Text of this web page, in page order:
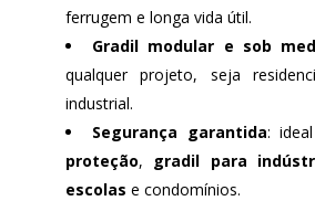
ferrugem e longa vida útil.
Gradil modular e sob
qualquer projeto, seja
industrial.
Segurança garantida:
proteção, gradil para
escolas e condomínios.